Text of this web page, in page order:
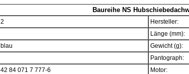
Baureihe NS
2 Hersteller:
Länge (mm):
blau
Gewicht (g):
Pantograph:
42 84 071 7 777-6 Motor: